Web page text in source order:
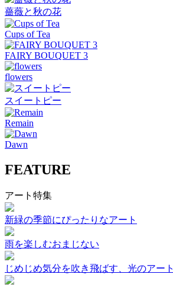
薔薇と秋の花
Cups of Tea
FAIRY BOUQUET 3
flowers
スイートピー
Remain
Dawn
FEATURE
アート特集
新緑の季節にぴったりなアート
雨を楽しむおまじない
じめじめ気分を吹き飛ばす、光のアート